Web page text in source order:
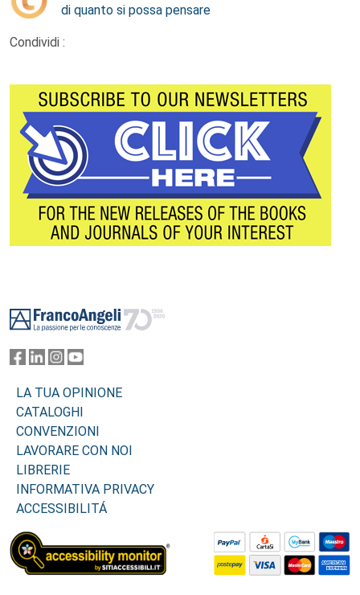
di quanto si possa pensare
Condividi :
LA TUA OPINIONE
CATALOGHI
CONVENZIONI
LAVORARE CON NOI
LIBRERIE
INFORMATIVA PRIVACY
ACCESSIBILITÁ